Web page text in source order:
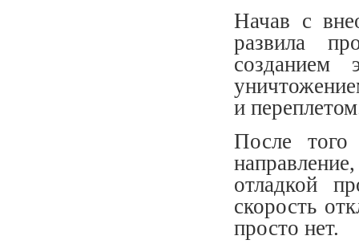
Начав с
развила
созданием
и
После
отладкой
скорость
просто нет.